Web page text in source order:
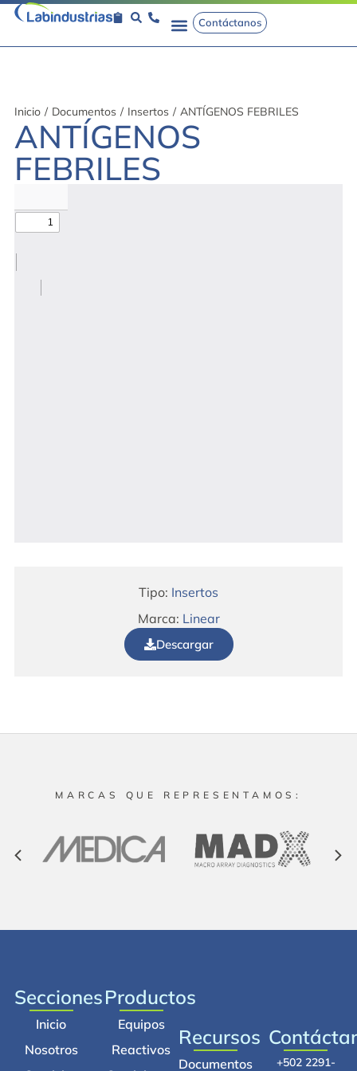
Contáctanos
Inicio / Documentos / Insertos / ANTÍGENOS FEBRILES
ANTÍGENOS
FEBRILES
Tipo: Insertos
Marca: Linear
Descargar
MARCAS QUE REPRESENTAMOS:
Secciones
Inicio
Nosotros
Productos
Equipos
Reactivos
Recursos
Documentos +502 2291-